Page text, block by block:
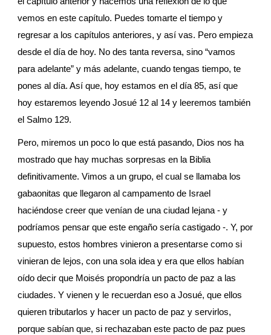
vemos en este capítulo. Puedes tomarte el tiempo y
regresar a los capítulos anteriores, y así vas. Pero empieza
desde el día de hoy. No des tanta reversa, sino “vamos
para adelante” y más adelante, cuando tengas tiempo, te
pones al día. Así que, hoy estamos en el día 85, así que
hoy estaremos leyendo Josué 12 al 14 y leeremos también
el Salmo 129.
Pero, miremos un poco lo que está pasando, Dios nos ha
mostrado que hay muchas sorpresas en la Biblia
definitivamente. Vimos a un grupo, el cual se llamaba los
gabaonitas que llegaron al campamento de Israel
haciéndose creer que venían de una ciudad lejana - y
podríamos pensar que este engaño sería castigado -. Y, por
supuesto, estos hombres vinieron a presentarse como si
vinieran de lejos, con una sola idea y era que ellos habían
oído decir que Moisés propondría un pacto de paz a las
ciudades. Y vienen y le recuerdan eso a Josué, que ellos
quieren tributarlos y hacer un pacto de paz y servirlos,
porque sabían que, si rechazaban este pacto de paz pues